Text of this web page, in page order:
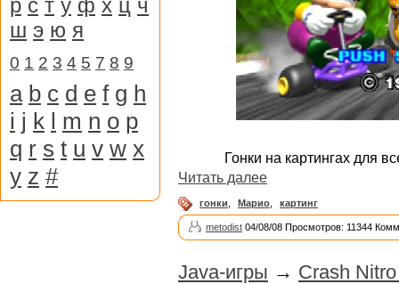
Гонки на картингах для
Читать далее
гонки Марио картинг
metodist 04/08/08 Просмотров: 11344
Java-игры → Crash
ш э ю я
0 1 2 3 4 5 7 8 9
a b c d e f g h
i j k l m n o p
q r s t u v w x
y z #